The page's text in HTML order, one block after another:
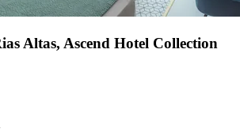
Altas, Ascend Hotel Collection